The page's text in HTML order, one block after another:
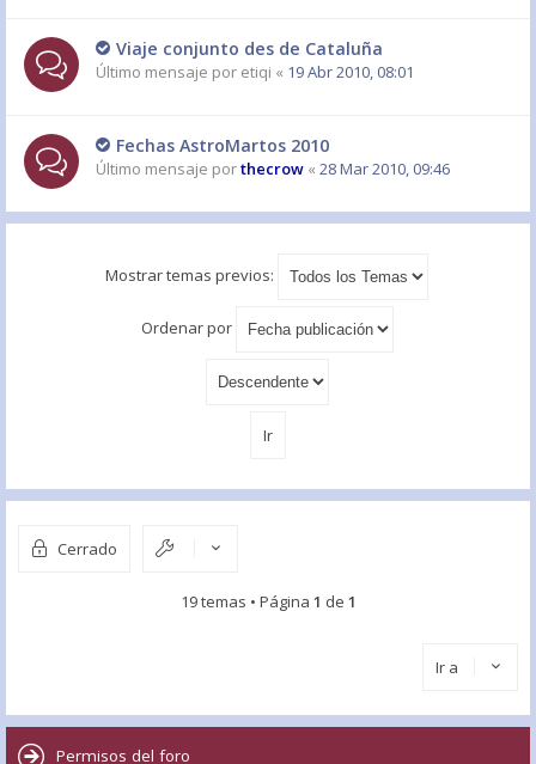
Viaje conjunto des de Cataluña
Último mensaje por etiqi « 19 Abr 2010, 08:01
Fechas AstroMartos 2010
Último mensaje porthecrow « 28 Mar 2010, 09:46
Mostrar temas previos:
Ordenar por
Cerrado
19 temas • Página 1 de 1
Ir a
Permisos del foro